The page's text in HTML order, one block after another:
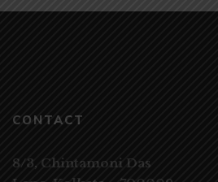
CONTACT
8/3, Chintamoni Das